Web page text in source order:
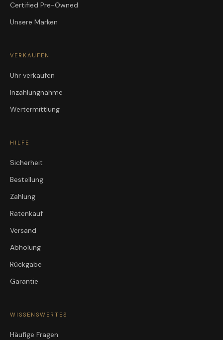
Certified Pre-Owned
Unsere Marken
VERKAUFEN
Uhr verkaufen
Inzahlungnahme
Wertermittlung
HILFE
Sicherheit
Bestellung
Zahlung
Ratenkauf
Versand
Abholung
Rückgabe
Garantie
WISSENSWERTES
Häufige Fragen